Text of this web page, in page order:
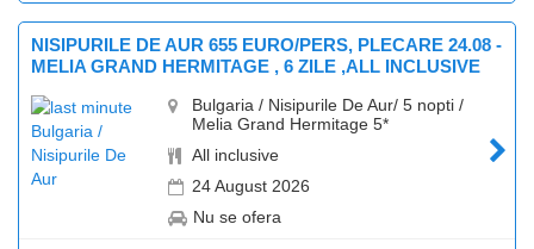
NISIPURILE DE AUR 655 EURO/PERS, PLECARE 24.08 -
MELIA GRAND HERMITAGE , 6 ZILE ,ALL INCLUSIVE
Bulgaria / Nisipurile De Aur/ 5 nopti /
Melia Grand Hermitage 5*
All inclusive
24 August 2026
Nu se ofera